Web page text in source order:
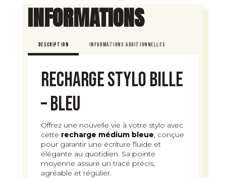
bleue,
medium
INFORMATIONS
DESCRIPTION INFORMATIONS ADDITIONNELLES
Recharge Stylo Bille
– Bleu
Offrez une nouvelle vie à votre stylo avec
cette recharge médium bleue, conçue
pour garantir une écriture fluide et
élégante au quotidien. Sa pointe
moyenne assure un tracé précis,
agréable et régulier.